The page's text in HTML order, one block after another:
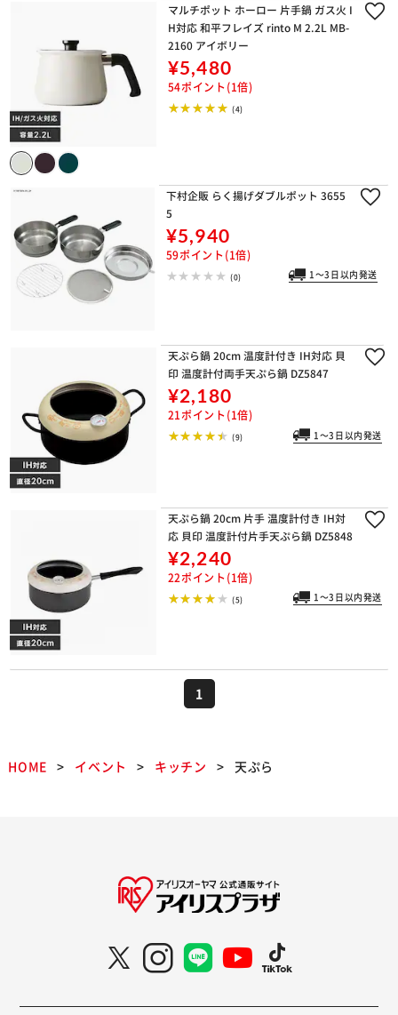
マルチポット ホーロー 片手鍋 ガス火 I
H対応 和平フレイズ rinto M 2.2L MB-
2160 アイボリー
¥5,480
54ポイント(1倍)
(4)
下村企販 らく揚げダブルポット 3655
5
¥5,940
59ポイント(1倍)
(0) 1～3日以内発送
天ぷら鍋 20cm 温度計付き IH対応 貝
印 温度計付両手天ぷら鍋 DZ5847
¥2,180
21ポイント(1倍)
(9) 1～3日以内発送
天ぷら鍋 20cm 片手 温度計付き IH対
応 貝印 温度計付片手天ぷら鍋 DZ5848
¥2,240
22ポイント(1倍)
(5) 1～3日以内発送
1
HOME イベント キッチン 天ぷら